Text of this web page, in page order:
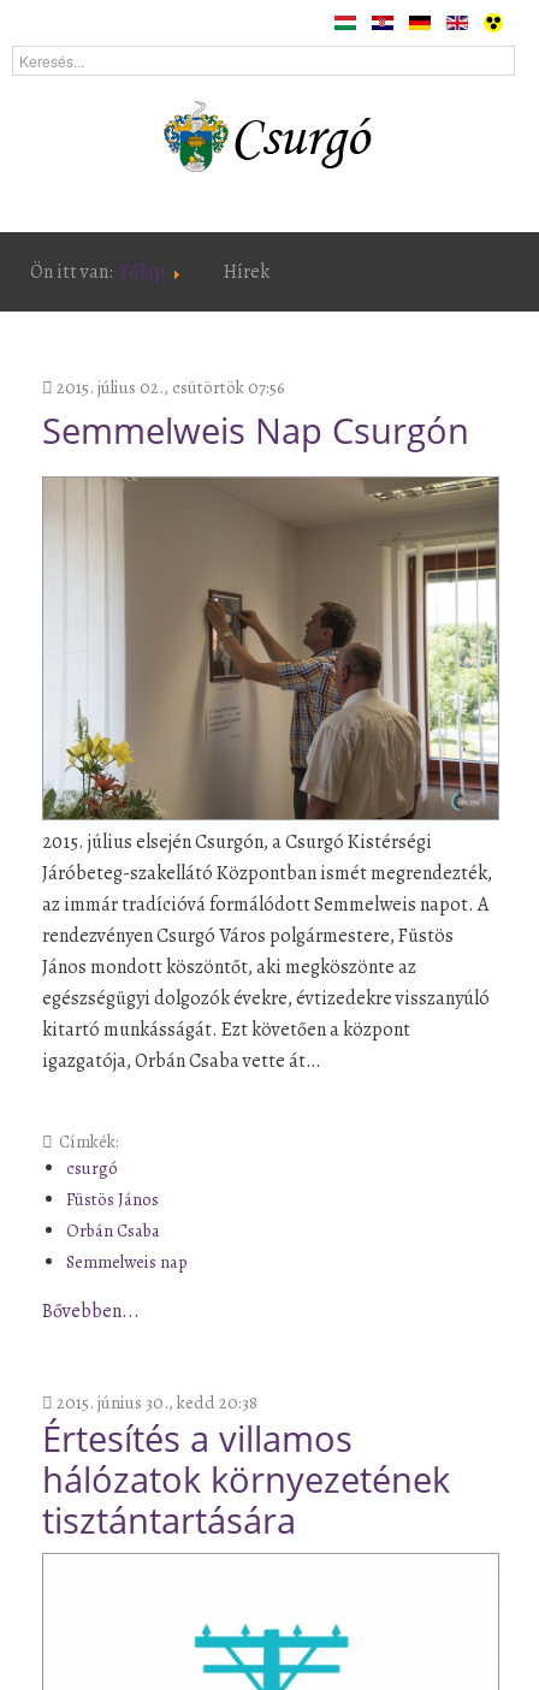
Ön itt van: Főlap Hírek
2015. július 02., csütörtök 07:56
Semmelweis Nap Csurgón
2015. július elsején Csurgón, a Csurgó Kistérségi
Járóbeteg-szakellátó Központban ismét megrendezték,
az immár tradícióvá formálódott Semmelweis napot. A
rendezvényen Csurgó Város polgármestere, Füstös
János mondott köszöntőt, aki megköszönte az
egészségügyi dolgozók évekre, évtizedekre visszanyúló
kitartó munkásságát. Ezt követően a központ
igazgatója, Orbán Csaba vette át…
Címkék:
csurgó
Füstös János
Orbán Csaba
Semmelweis nap
Bővebben...
2015. június 30., kedd 20:38
Értesítés a villamos
hálózatok környezetének
tisztántartására